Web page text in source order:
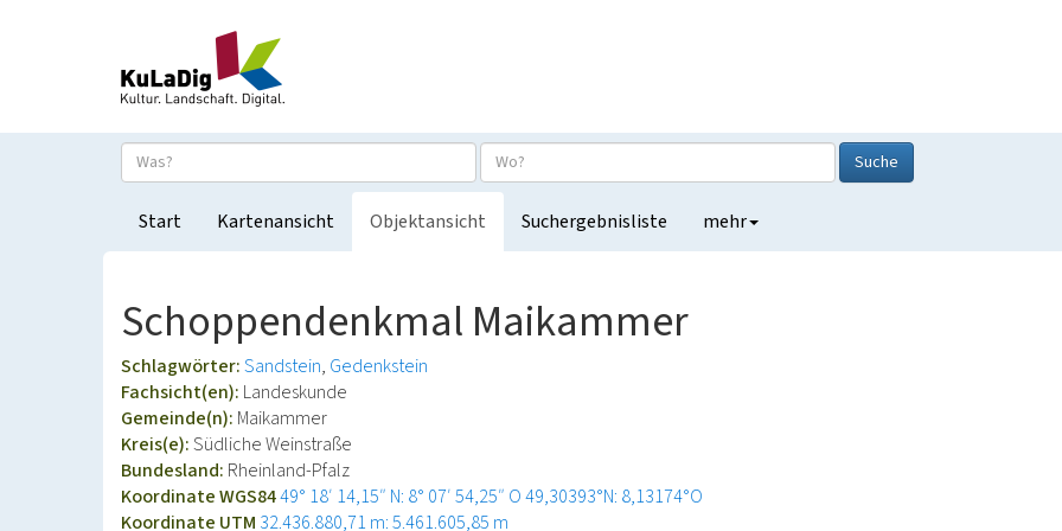
Suche
Start Kartenansicht Objektansicht Suchergebnisliste mehr
Schoppendenkmal Maikammer
Schlagwörter:Sandstein Gedenkstein
Fachsicht(en): Landeskunde
Gemeinde(n): Maikammer
Kreis(e):Südliche Weinstraße
Bundesland: Rheinland-Pfalz
Koordinate WGS8449° 18′ 14,15″ N: 8° 07′ 54,25″ O49,30393°N: 8,13174°O
Koordinate UTM 32.436.880,71 m: 5.461.605,85 m